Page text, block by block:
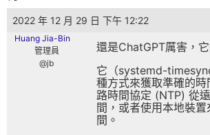
2022 年 12 月 29 日 下午 12:22
Huang Jia-Bin
管理員
@jb
還是ChatGPT厲害，它
它（systemd-
種方式來獲取準確的
路時間協定 (NTP) 從
間，或者使用本地裝
間。